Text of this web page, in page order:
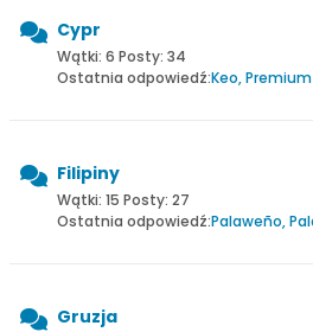
Cypr
Wątki: 6 Posty: 34
Ostatnia odpowiedź:Keo,
Filipiny
Wątki: 15 Posty: 27
Ostatnia odpowiedź:Palaweño,
Gruzja